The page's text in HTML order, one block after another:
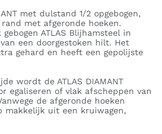
met dulstand 1/2 opgebogen,
met afgeronde hoeken.
ATLAS Blijhamsteel in
een doorgestoken hilt. Het
gehard en heeft een gepolijste
wordt de ATLAS DIAMANT
egaliseren of vlak afscheppen van
de afgeronde hoeken
makkelijk uit een kruiwagen,